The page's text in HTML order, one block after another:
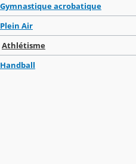
Gymnastique acrobatique
Plein Air
Athlétisme
Handball